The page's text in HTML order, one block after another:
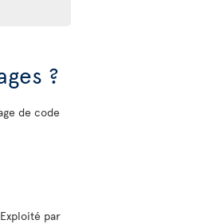
?
de code
par